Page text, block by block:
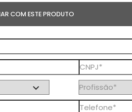
COM ESTE PRODUTO